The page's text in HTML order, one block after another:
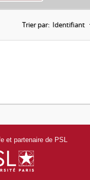
Trier par: Identifiant
et partenaire de PSL